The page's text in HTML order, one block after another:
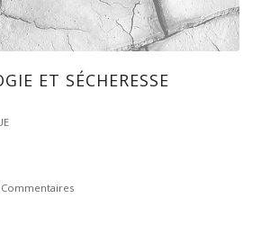
ET SÉCHERESSE
Commentaires